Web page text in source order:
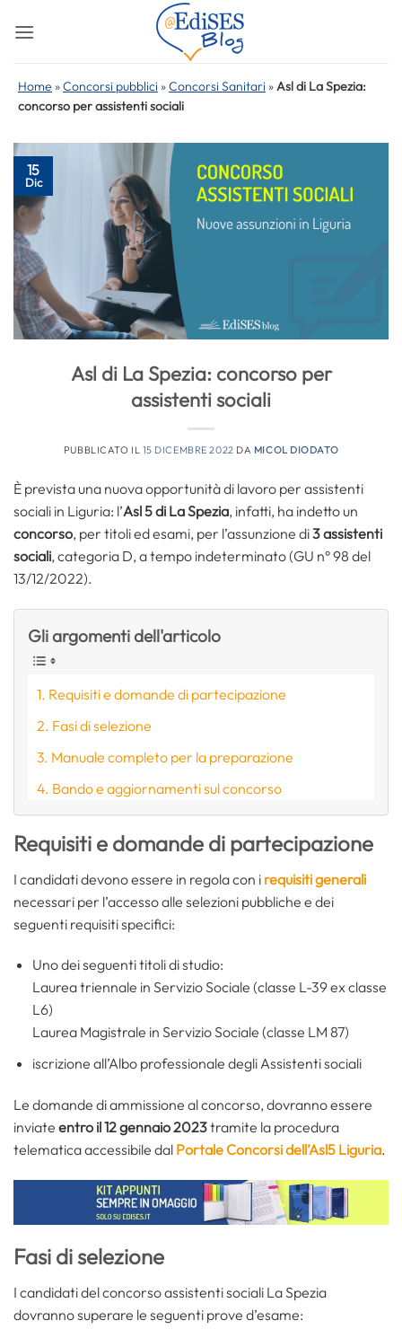
Home »Concorsi pubblici »Concorsi Sanitari »Asl di La Spezia:
concorso per assistenti sociali
15
Dic
Asl di La Spezia: concorso per
assistenti sociali
PUBBLICATO IL 15 DICEMBRE 2022 DA MICOL DIODATO
È prevista una nuova opportunità di lavoro per assistenti
sociali in Liguria: l’Asl 5 di La Spezia, infatti, ha indetto un
concorso, per titoli ed esami, per l’assunzione di3 assistenti
sociali, categoria D, a tempo indeterminato (GU n° 98 del
13/12/2022).
Gli argomenti dell'articolo
Requisiti e domande di partecipazione
Fasi di selezione
Manuale completo per la preparazione
Bando e aggiornamenti sul concorso
Requisiti e domande di partecipazione
I candidati devono essere in regola con i requisiti generali
necessari per l’accesso alle selezioni pubbliche e dei
seguenti requisiti specifici:
Uno dei seguenti titoli di studio:
Laurea triennale in Servizio Sociale (classe L-39 ex classe
L6)
Laurea Magistrale in Servizio Sociale (classe LM 87)
iscrizione all’Albo professionale degli Assistenti sociali
Le domande di ammissione al concorso, dovranno essere
inviate entro il 12 gennaio 2023tramite la procedura
telematica accessibile dal Portale Concorsi dell’Asl5 Liguria.
Fasi di selezione
I candidati del concorso assistenti sociali La Spezia
dovranno superare le seguenti prove d’esame: